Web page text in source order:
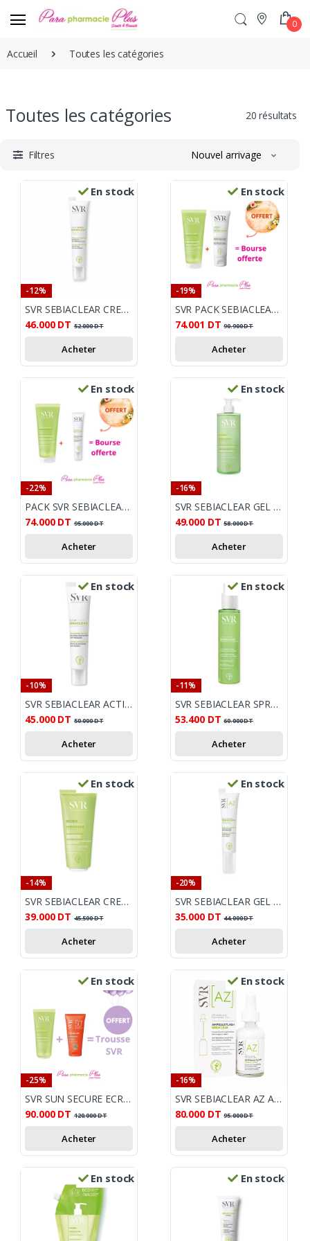
0
Accueil Toutes les catégories
Toutes les catégories 20 résultats
Filtres Nouvel arrivage
En stock
-12%
SVR SEBIACLEAR CREME SPF50+ 40ML
46.000 DT 52.000DT
Acheter
En stock
-19%
SVR PACK SEBIACLEAR GEL 200ML + SEBIACLEAR HYDRA +BOURSE OFFERTE
74.001 DT 90.900DT
Acheter
En stock
-22%
PACK SVR SEBIACLEAR GEL 200 ML + SEBIACLEAR ACTIVE GEL 40ML + BOURSE OFFERTE
74.000 DT 95.000DT
Acheter
En stock
-16%
SVR SEBIACLEAR GEL MOUSSANT 400 ML
49.000 DT 58.000DT
Acheter
En stock
-10%
SVR SEBIACLEAR ACTIVE TEINTE 40ML
45.000 DT 50.000DT
Acheter
En stock
-11%
SVR SEBIACLEAR SPRAY CORPS ANTI IMPERFECTIONS 150ML
53.400 DT 60.000DT
Acheter
En stock
-14%
SVR SEBIACLEAR CREME LAVANTE 200ML
39.000 DT 45.500DT
Acheter
En stock
-20%
SVR SEBIACLEAR GEL FLASH 4H EFFET PATCH INVISIBLE 15ML
35.000 DT 44.000DT
Acheter
En stock
-25%
SVR SUN SECURE ECRAN + SVR SEBIACLEAR GEL MOUSSANT 200ML + TROUSSE SVRV OFFERTE
90.000 DT 120.000DT
Acheter
En stock
-16%
SVR SEBIACLEAR AZ AMPOULE FLASH 30ML
80.000 DT 95.000DT
Acheter
En stock En stock